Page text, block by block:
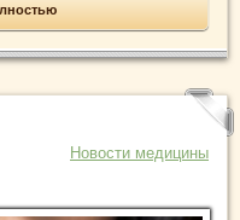
Новости медицины